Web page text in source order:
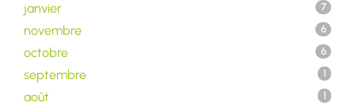
janvier
7
novembre 6
octobre 6
septembre 1
août 1